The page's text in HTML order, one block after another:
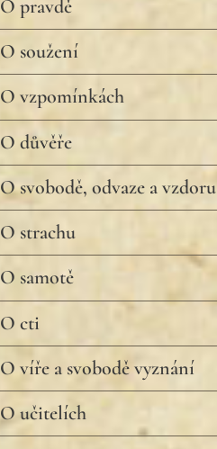
O pravdě
O soužení
O vzpomínkách
O důvěře
O svobodě, odvaze a vzdoru
O strachu
O samotě
O cti
O víře a svobodě vyznání
O učitelích